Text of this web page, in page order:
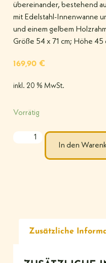
übereinander, bestehend
mit Edelstahl-Innenwanne
und einem gelbem
Größe 54 x 71 cm; Höhe 45
169,90 €
inkl. 20 % MwSt.
Vorrätig
In den
Zusätzliche